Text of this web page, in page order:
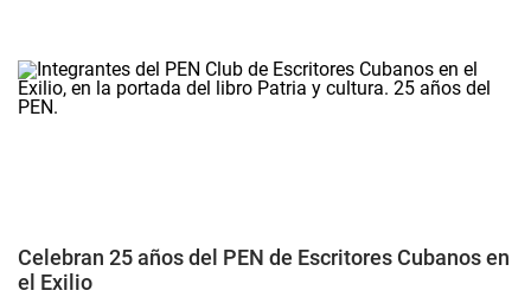
Celebran 25 años del PEN de Escritores Cubanos en
el Exilio